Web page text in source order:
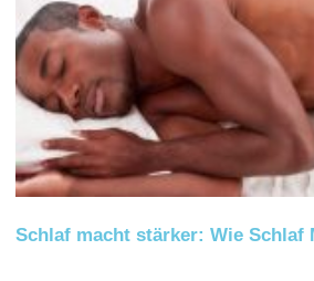
Schlaf macht stärker: Wie Schlaf